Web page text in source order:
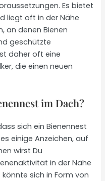
Es bietet
liegt oft in der Nähe
an denen Bienen
geschützte
daher oft eine
die einen neuen
im Dach?
sich ein Bienennest
einige Anzeichen, auf
wirst Du
in der Nähe
könnte sich in Form von